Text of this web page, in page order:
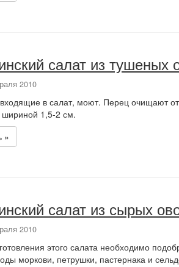
салат из тушеных
2010
в салат, моют. Перец очищают
шириной 1,5-2 см.
»
салат из сырых
2010
этого салата необходимо
моркови, петрушки, пастернака и